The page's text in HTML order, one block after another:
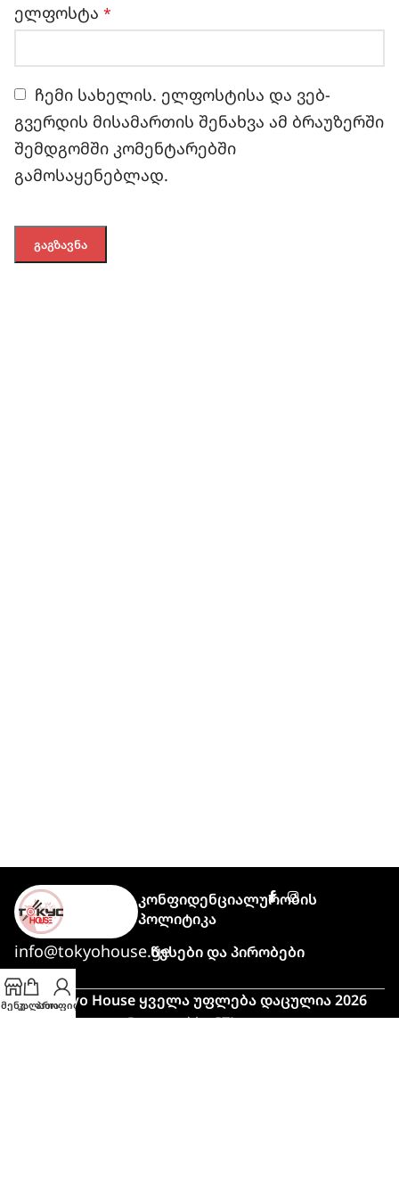
ელფოსტა *
ჩემი სახელის. ელფოსტისა და ვებ-
გვერდის მისამართის შენახვა ამ ბრაუზერში
შემდგომში კომენტარებში
გამოსაყენებლად.
info@tokyohouse.ge
Კონფიდენციალურობის
Პოლიტიკა
Წესები Და Პირობები
© Tokyo House ყველა უფლება დაცულია 2026
Powered byITLover
მენუკალათა
პროფილი